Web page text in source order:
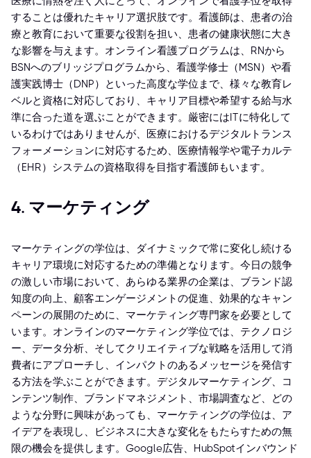
することは優れたキャリア選択肢です。看護師は、患者の治
療と教育において重要な役割を担い、患者の健康状態に大き
な影響を与えます。オンライン看護プログラムは、RNから
BSNへのブリッジプログラムから、看護学修士（MSN）や看
護実践博士（DNP）といった高度な学位まで、様々な教育レ
ベルと資格に対応しており、キャリア目標や希望する給与水
準に合った道を選ぶことができます。厳密にはITに特化して
いるわけではありませんが、医療におけるデジタルトランス
フォーメーションに対応するため、医療情報学や電子カルテ
（EHR）システムの資格取得を目指す看護師もいます。
4. マーケティング
マーケティングの学位は、ダイナミックで常に変化し続ける
キャリア環境に対応するための準備となります。今日の競争
の激しい市場において、あらゆる業界の企業は、ブランド認
知度の向上、顧客エンゲージメントの促進、効果的なキャン
ペーンの展開のために、マーケティング専門家を必要として
います。オンラインのマーケティング学位では、テクノロジ
ー、データ分析、そしてクリエイティブな戦略を活用して消
費者にアプローチし、インパクトのあるメッセージを発信す
る方法を学ぶことができます。デジタルマーケティング、コ
ンテンツ制作、ブランドマネジメント、市場調査など、どの
ような分野に興味があっても、マーケティングの学位は、ア
イデアを表現し、ビジネスに大きな変化をもたらすための無
限の機会を提供します。Google広告、HubSpotインバウンド